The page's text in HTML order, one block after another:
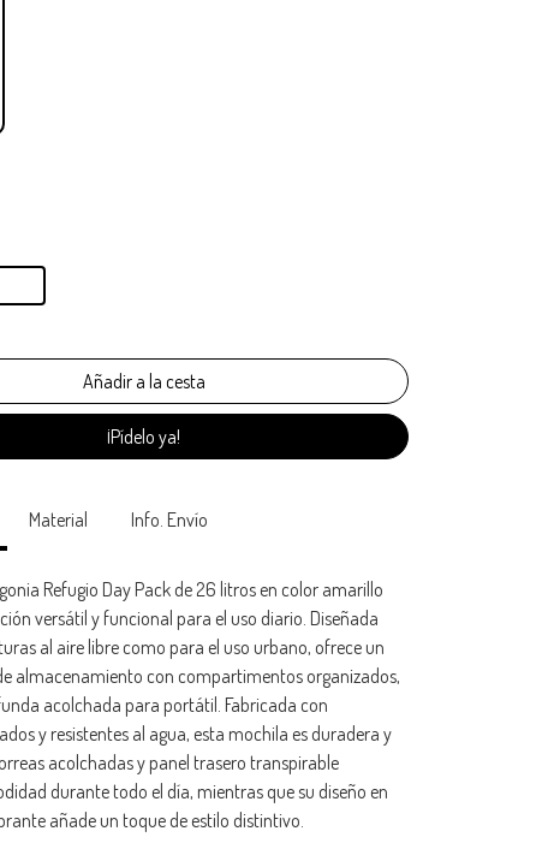
¡Pídelo ya!
Material Info. Envío
Refugio Day Pack de 26 litros en color amarillo
versátil y funcional para el uso diario. Diseñada
al aire libre como para el uso urbano, ofrece un
almacenamiento con compartimentos organizados,
acolchada para portátil. Fabricada con
y resistentes al agua, esta mochila es duradera y
acolchadas y panel trasero transpirable
durante todo el día, mientras que su diseño en
añade un toque de estilo distintivo.